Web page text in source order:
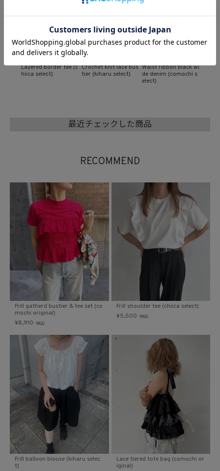
bus Waist ribbon black wi
de denim (comochi s
Sheer lace bolero car
digan (comochi selec
Hooded sheer blouso
n (kiharu select)
最近チェックした商品
RECOMMEND
Frill gatherd bustier & tee set (co
mochi original)
¥8,910 （税込）
Frill shoulder tee (chiica select)
¥5,500 （税込）
Frill balloon blouse (kiharu selec
t)
Lace tiered tote bag (comochi or
iginal)